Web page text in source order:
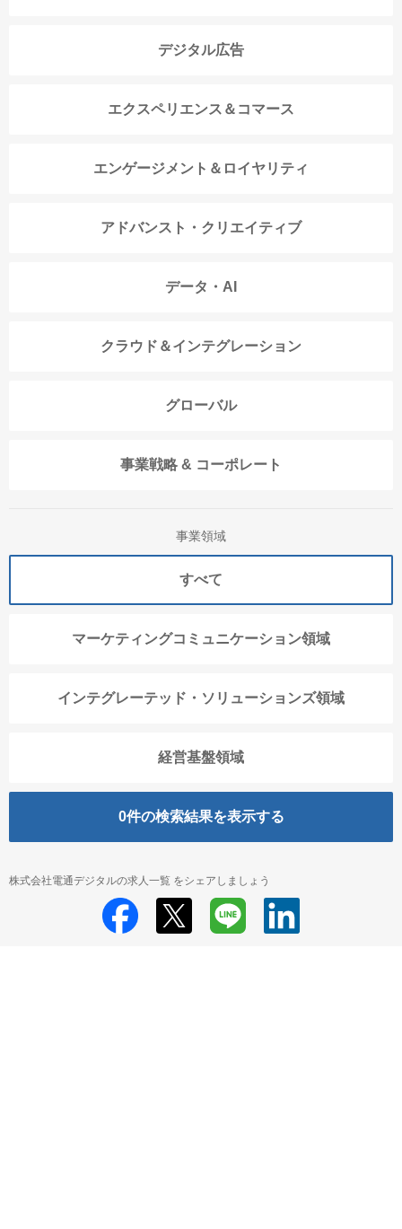
デジタル広告
エクスペリエンス＆コマース
エンゲージメント＆ロイヤリティ
アドバンスト・クリエイティブ
データ・AI
クラウド＆インテグレーション
グローバル
事業戦略 & コーポレート
事業領域
すべて
マーケティングコミュニケーション領域
インテグレーテッド・ソリューションズ領域
経営基盤領域
0件の検索結果を表示する
株式会社電通デジタルの求人一覧 をシェアしましょう